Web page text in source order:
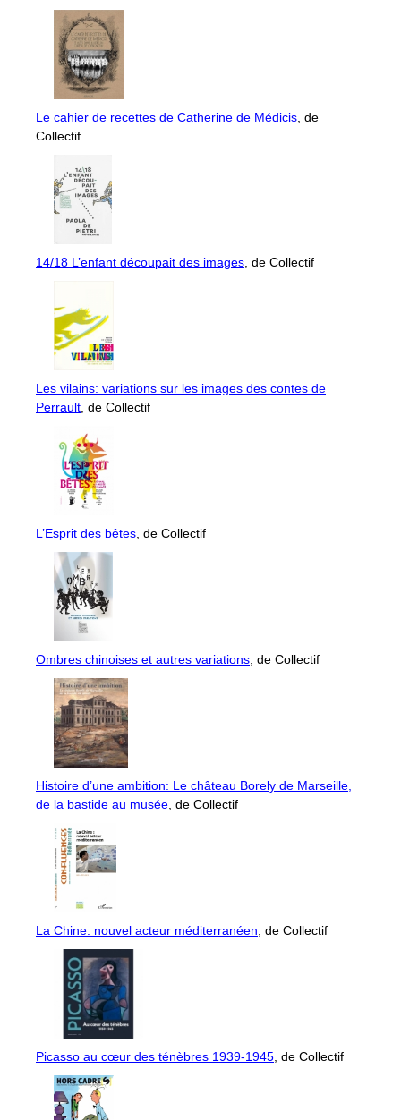
Le cahier de recettes de Catherine de Médicis, de
Collectif
14/18 L’enfant découpait des images, de Collectif
Les vilains: variations sur les images des contes de
Perrault, de Collectif
L’Esprit des bêtes, de Collectif
Ombres chinoises et autres variations, de Collectif
Histoire d’une ambition: Le château Borely de Marseille,
de la bastide au musée, de Collectif
La Chine: nouvel acteur méditerranéen, de Collectif
Picasso au cœur des ténèbres 1939-1945, de Collectif